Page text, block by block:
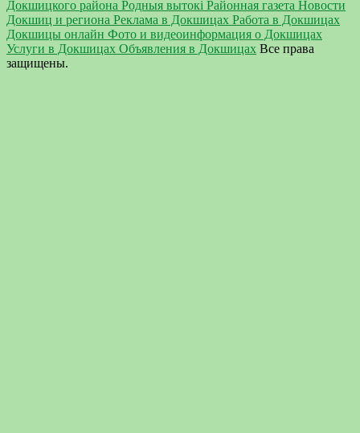
Докшицкого района Родныя вытокi Районная газета Новости
Докшиц и региона Реклама в Докшицах Работа в Докшицах
Докшицы онлайн Фото и видеоинформация о Докшицах
Услуги в Докшицах Объявления в Докшицах Все права
защищены.